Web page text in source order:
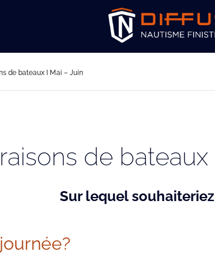
de bateaux I Mai – Juin
de
Sur lequel